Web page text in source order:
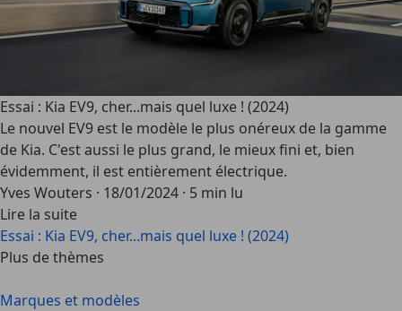
Essai : Kia EV9, cher...mais quel luxe ! (2024)
Le nouvel EV9 est le modèle le plus onéreux de la gamme
de Kia. C'est aussi le plus grand, le mieux fini et, bien
évidemment, il est entièrement électrique.
Yves Wouters · 18/01/2024 · 5 min lu
Lire la suite
Essai : Kia EV9, cher...mais quel luxe ! (2024)
Plus de thèmes
Marques et modèles